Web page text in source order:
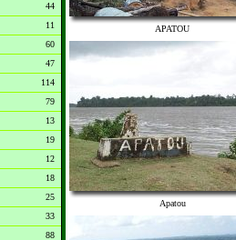
44
11
60
47
114
79
13
19
12
18
25
33
88
APATOU
Apatou